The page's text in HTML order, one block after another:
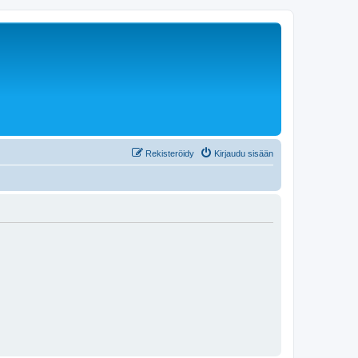
Kirjaudu sisään
Rekisteröidy